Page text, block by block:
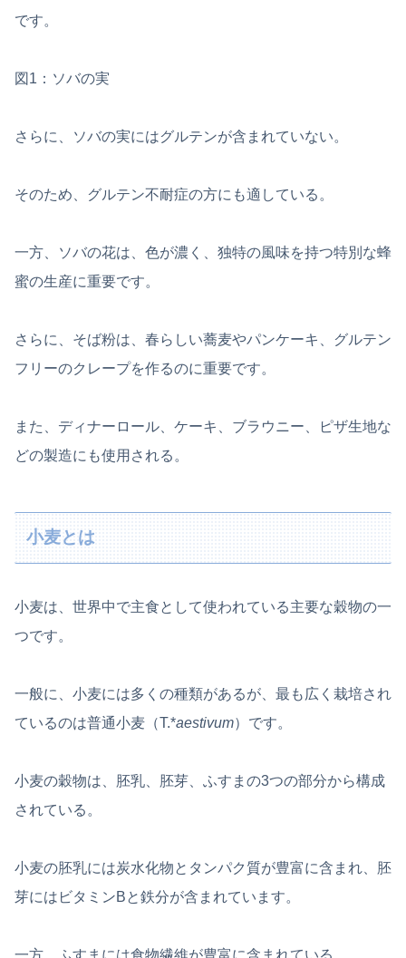
です。
図1：ソバの実
さらに、ソバの実にはグルテンが含まれていない。
そのため、グルテン不耐症の方にも適している。
一方、ソバの花は、色が濃く、独特の風味を持つ特別な蜂
蜜の生産に重要です。
さらに、そば粉は、春らしい蕎麦やパンケーキ、グルテン
フリーのクレープを作るのに重要です。
また、ディナーロール、ケーキ、ブラウニー、ピザ生地な
どの製造にも使用される。
小麦とは
小麦は、世界中で主食として使われている主要な穀物の一
つです。
一般に、小麦には多くの種類があるが、最も広く栽培され
ているのは普通小麦（T.*aestivum）です。
小麦の穀物は、胚乳、胚芽、ふすまの3つの部分から構成
されている。
小麦の胚乳には炭水化物とタンパク質が豊富に含まれ、胚
芽にはビタミンBと鉄分が含まれています。
一方、ふすまには食物繊維が豊富に含まれている。